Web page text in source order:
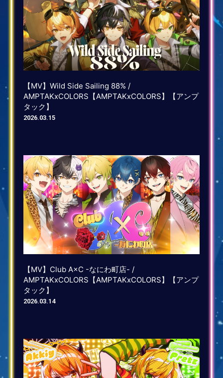
【MV】Wild Side Sailing 88% /
AMPTAKxCOLORS【AMPTAKxCOLORS】【アンプ
タック】
2026.03.15
【MV】Club A×C -なにわ町店- /
AMPTAKxCOLORS【AMPTAKxCOLORS】【アンプ
タック】
2026.03.14